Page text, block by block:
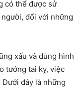
có thể được sử
đối với những
xấu và dùng hình
tướng tai kỵ, việc
đây là những